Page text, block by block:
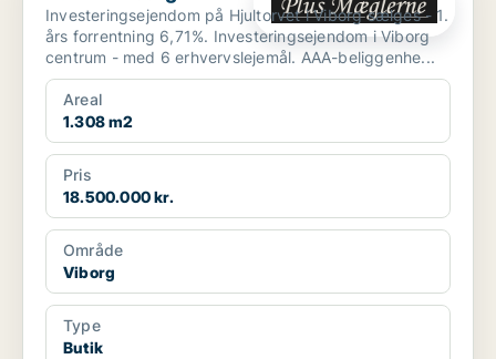
Investeringsejendom på Hjultorvet i Viborg sælges - 1.
års forrentning 6,71%. Investeringsejendom i Viborg
centrum - med 6 erhvervslejemål. AAA-beliggenhe...
Areal
1.308 m2
Pris
18.500.000 kr.
Område
Viborg
Type
Butik